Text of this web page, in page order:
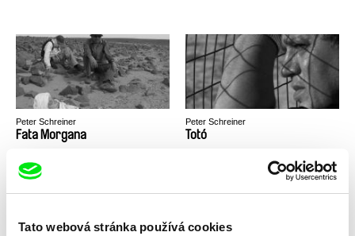
Tato webová stránka používá cookies
Peter Schreiner
Fata Morgana
Peter Schreiner
Totó